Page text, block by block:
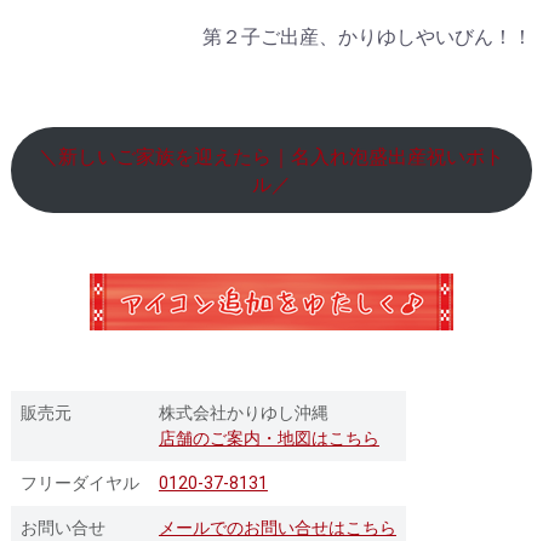
第２子ご出産、かりゆしやいびん！！
＼新しいご家族を迎えたら｜名入れ泡盛出産祝いボト
ル／
販売元
株式会社かりゆし沖縄
店舗のご案内・地図はこちら
フリーダイヤル 0120-37-8131
お問い合せ メールでのお問い合せはこちら